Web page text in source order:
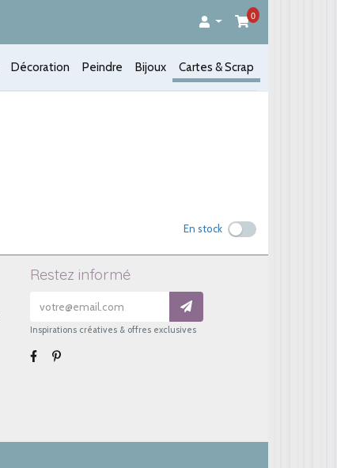
0
Décoration Peindre Bijoux Cartes & Scrap
En stock
Restez informé
Inspirations créatives & offres exclusives